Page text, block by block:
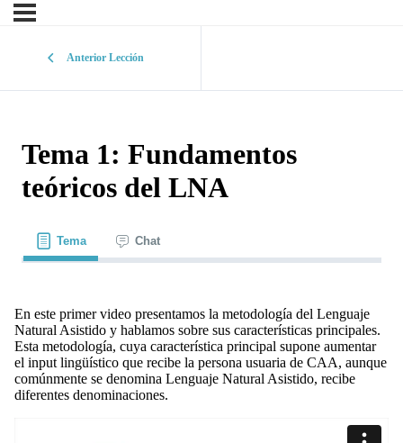
Anterior Lección
Tema 1: Fundamentos
teóricos del LNA
Tema Chat
En este primer video presentamos la metodología del Lenguaje
Natural Asistido y hablamos sobre sus características principales.
Esta metodología, cuya característica principal supone aumentar
el input lingüístico que recibe la persona usuaria de CAA, aunque
comúnmente se denomina Lenguaje Natural Asistido, recibe
diferentes denominaciones.